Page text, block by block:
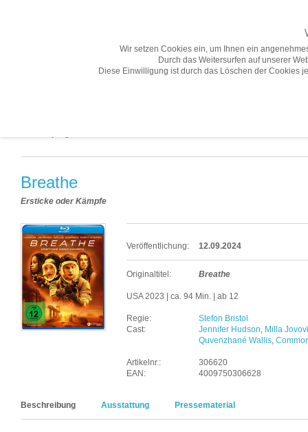
Breathe
Ersticke oder Kämpfe
Veröffentlichung: 12.09.2024
Originaltitel: Breathe
USA 2023 | ca. 94 Min. | ab 12
Regie:
Stefon Bristol
Cast:
Jennifer Hudson, Milla
Quvenzhané Wallis,
Artikelnr.:
306620
EAN:
4009750306628
Beschreibung Ausstattung Pressematerial
Wir setzen Cookies ein, um Ihnen ein
Durch das Weitersurfen auf unserer
Diese Einwilligung ist durch das Löschen der Cookies